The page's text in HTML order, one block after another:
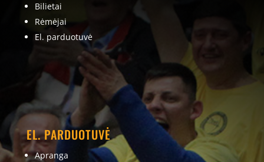
Bilietai
Rėmėjai
El. parduotuvė
EL. PARDUOTUVĖ
Apranga